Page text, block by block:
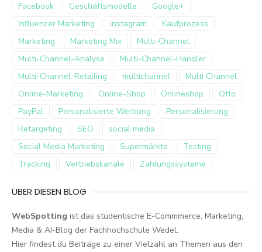
Facebook
Geschäftsmodelle
Google+
Influencer Marketing
instagram
Kaufprozess
Marketing
Marketing Mix
Multi-Channel
Multi-Channel-Analyse
Multi-Channel-Händler
Multi-Channel-Retailing
multichannel
Multi Channel
Online-Marketing
Online-Shop Onlineshop
Otto
PayPal
Personalisierte Werbung
Personalisierung
Retargeting
SEO
social media
Social Media Marketing
Supermärkte
Testing
Tracking
Vertriebskanäle Zahlungssysteme
ÜBER DIESEN BLOG
WebSpotting ist das studentische E-Commmerce, Marketing,
Media & AI-Blog der Fachhochschule Wedel.
Hier findest du Beiträge zu einer Vielzahl an Themen aus den